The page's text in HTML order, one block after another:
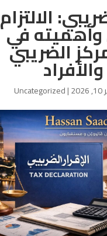
الالتزام
وأهميته في
الضريبي
|
Uncategorized